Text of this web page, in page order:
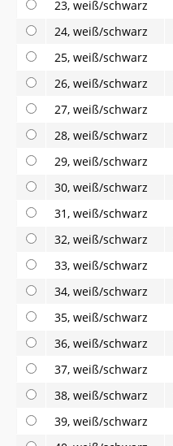
23, weiß/schwarz
24, weiß/schwarz
25, weiß/schwarz
26, weiß/schwarz
27, weiß/schwarz
28, weiß/schwarz
29, weiß/schwarz
30, weiß/schwarz
31, weiß/schwarz
32, weiß/schwarz
33, weiß/schwarz
34, weiß/schwarz
35, weiß/schwarz
36, weiß/schwarz
37, weiß/schwarz
38, weiß/schwarz
39, weiß/schwarz